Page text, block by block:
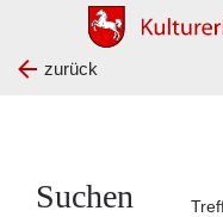
zurück
Suchen